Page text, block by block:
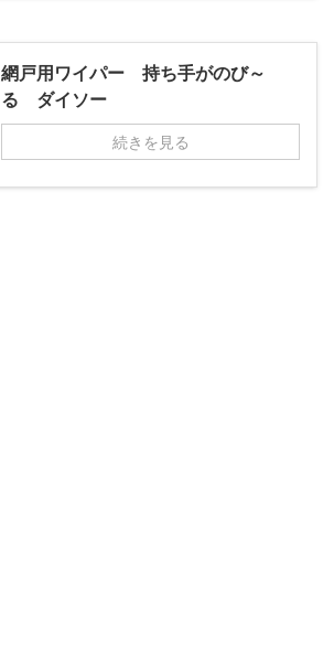
網戸用ワイパー 持ち手がのび～
る ダイソー
続きを見る